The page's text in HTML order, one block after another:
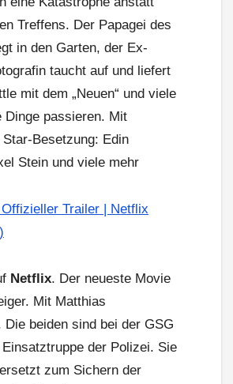
Treffens. Der Papagei des
in den Garten, der Ex-
taucht auf und liefert
mit dem „Neuen“ und viele
Dinge passieren. Mit
Besetzung: Edin
Stein und viele mehr
Trailer | Netflix
Netflix. Der neueste Movie
Mit Matthias
Die beiden sind bei der GSG
der Polizei. Sie
zum Sichern der